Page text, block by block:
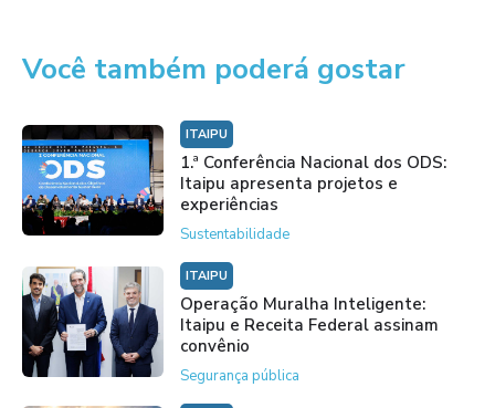
Você também poderá gostar
ITAIPU
1.ª Conferência Nacional dos ODS:
Itaipu apresenta projetos e
experiências
Sustentabilidade
ITAIPU
Operação Muralha Inteligente:
Itaipu e Receita Federal assinam
convênio
Segurança pública